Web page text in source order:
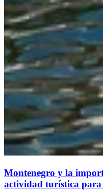
Montenegro y la
actividad turística